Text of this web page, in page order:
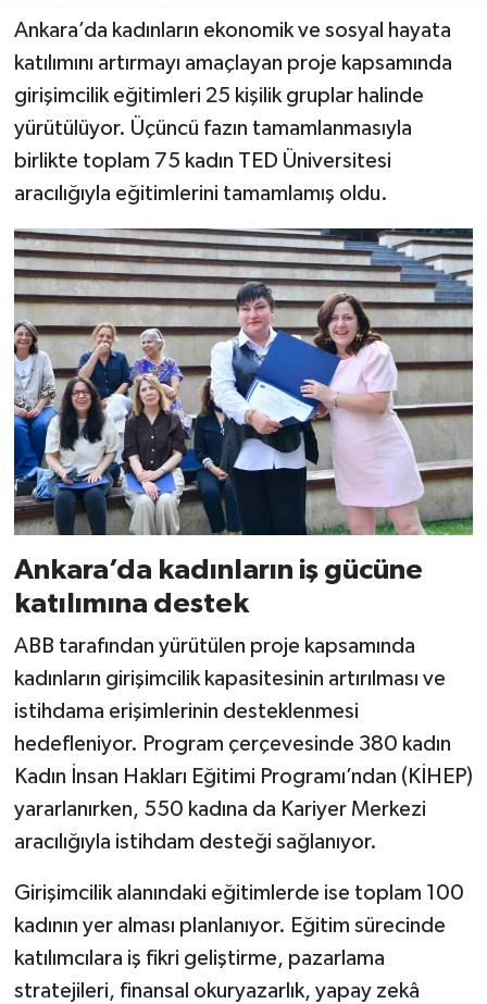
Ankara’da kadınların ekonomik ve sosyal hayata
katılımını artırmayı amaçlayan proje kapsamında
girişimcilik eğitimleri 25 kişilik gruplar halinde
yürütülüyor. Üçüncü fazın tamamlanmasıyla
birlikte toplam 75 kadın TED Üniversitesi
aracılığıyla eğitimlerini tamamlamış oldu.
Ankara’da kadınların iş gücüne
katılımına destek
ABB tarafından yürütülen proje kapsamında
kadınların girişimcilik kapasitesinin artırılması ve
istihdama erişimlerinin desteklenmesi
hedefleniyor. Program çerçevesinde 380 kadın
Kadın İnsan Hakları Eğitimi Programı’ndan (KİHEP)
yararlanırken, 550 kadına da Kariyer Merkezi
aracılığıyla istihdam desteği sağlanıyor.
Girişimcilik alanındaki eğitimlerde ise toplam 100
kadının yer alması planlanıyor. Eğitim sürecinde
katılımcılara iş fikri geliştirme, pazarlama
stratejileri, finansal okuryazarlık, yapay zekâ